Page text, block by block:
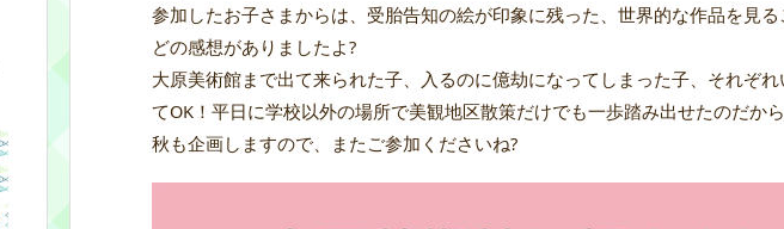
参加したお子さまからは、受胎告知の絵が印象に残った、世界的な作品を見
どの感想がありましたよ?
大原美術館まで出て来られた子、入るのに億劫になってしまった子、それぞ
てOK！平日に学校以外の場所で美観地区散策だけでも一歩踏み出せたのだから
秋も企画しますので、またご参加くださいね?